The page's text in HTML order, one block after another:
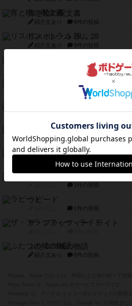
宵と暁の呪文書
紹介文あり 8件の投稿
リスボン・トラム 28
紹介文あり 9件の投稿
1件の投稿
1件の投稿
スモールワールド
紹介文あり 13件の投稿
ギャンブラー
紹介文なし 2件の投稿
1件の投稿
ラピード
1件の投稿
ザ・フラッフィー・ライト
ふたつの城の物語
紹介文あり 6件の投稿